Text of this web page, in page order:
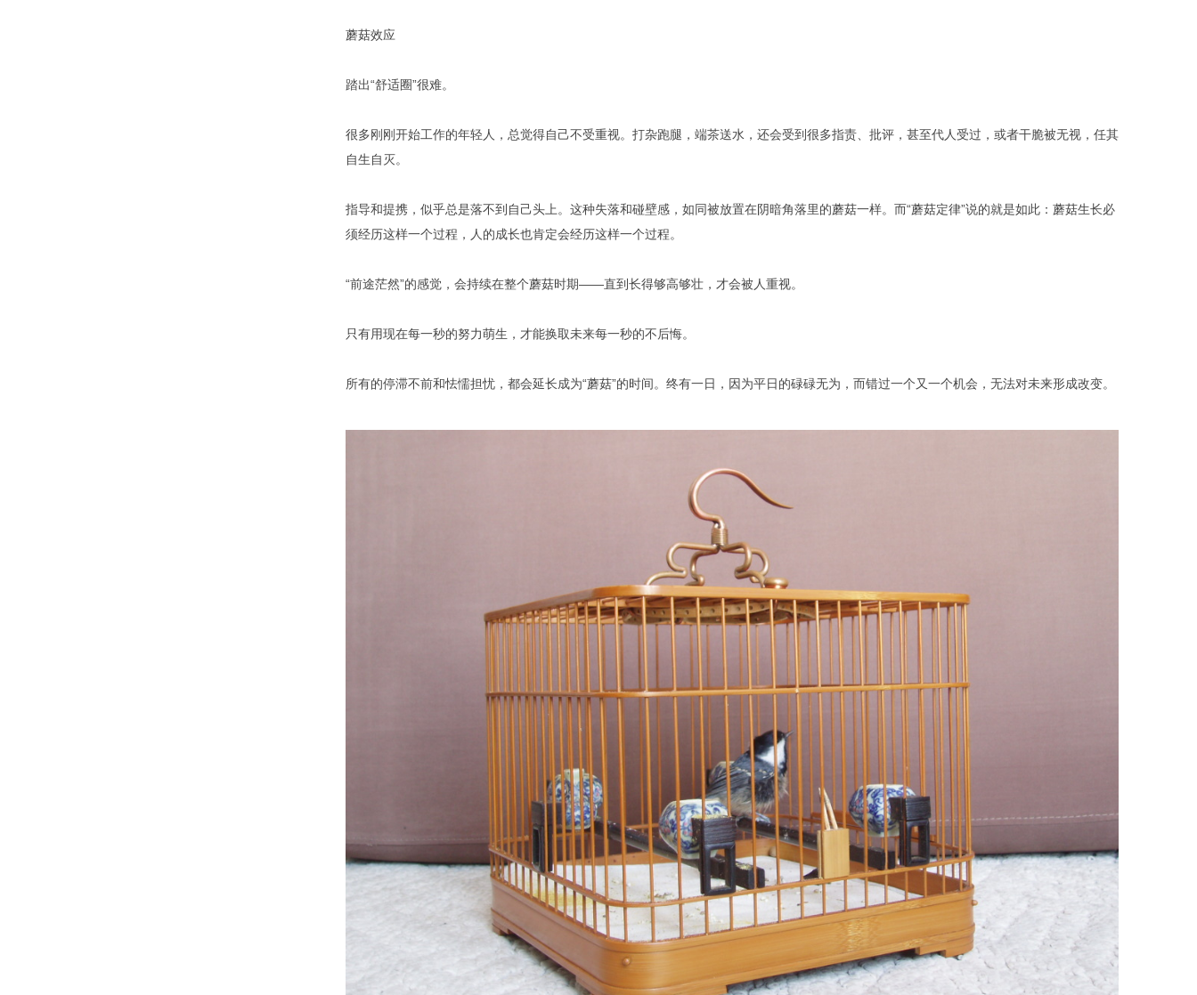
蘑菇效应
踏出“舒适圈”很难。
很多刚刚开始工作的年轻人，总觉得自己不受重视。打杂跑腿，端茶送水，还会受到很多指责、批评，甚至代人受过，或者干脆被无视，任其
自生自灭。
指导和提携，似乎总是落不到自己头上。这种失落和碰壁感，如同被放置在阴暗角落里的蘑菇一样。而“蘑菇定律”说的就是如此：蘑菇生长必
须经历这样一个过程，人的成长也肯定会经历这样一个过程。
“前途茫然”的感觉，会持续在整个蘑菇时期——直到长得够高够壮，才会被人重视。
只有用现在每一秒的努力萌生，才能换取未来每一秒的不后悔。
所有的停滞不前和怯懦担忧，都会延长成为“蘑菇”的时间。终有一日，因为平日的碌碌无为，而错过一个又一个机会，无法对未来形成改变。